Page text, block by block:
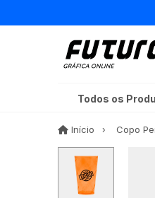
Todos os
Início InícioCopo